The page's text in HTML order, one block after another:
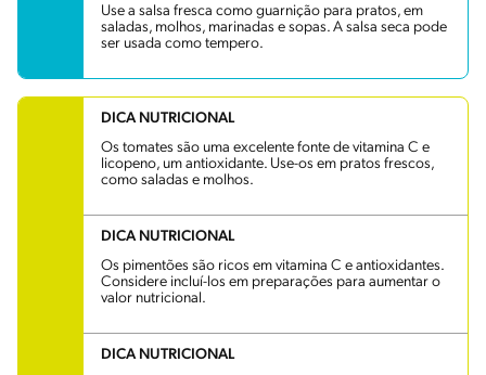
Use a salsa fresca como guarnição para pratos, em
saladas, molhos, marinadas e sopas. A salsa seca pode
ser usada como tempero.
DICA NUTRICIONAL
Os tomates são uma excelente fonte de vitamina C e
licopeno, um antioxidante. Use-os em pratos frescos,
como saladas e molhos.
DICA NUTRICIONAL
Os pimentões são ricos em vitamina C e antioxidantes.
Considere incluí-los em preparações para aumentar o
valor nutricional.
DICA NUTRICIONAL